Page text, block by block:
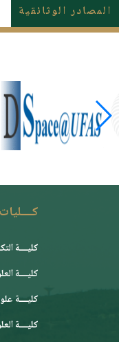
المصادر الوثائقية
كليــــة
كليــــة
كليــــة
كليــــة